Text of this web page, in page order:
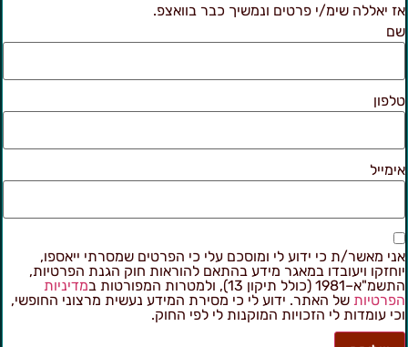
יאללה שימ/י פרטים ונמשיך כבר בוואצפ.
מאשר/ת כי ידוע לי ומוסכם עלי כי הפרטים שמסרתי ייאספו,
ויעובדו במאגר מידע בהתאם להוראות חוק הגנת הפרטיות,
(כולל תיקון 13), ולמטרות המפורטות ב
מדיניות
של האתר. ידוע לי כי מסירת המידע נעשית מרצוני החופשי,
עומדות לי הזכויות המוקנות לי לפי החוק.